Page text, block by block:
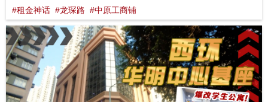
#租金神话 #龙琛路 #中原工商铺